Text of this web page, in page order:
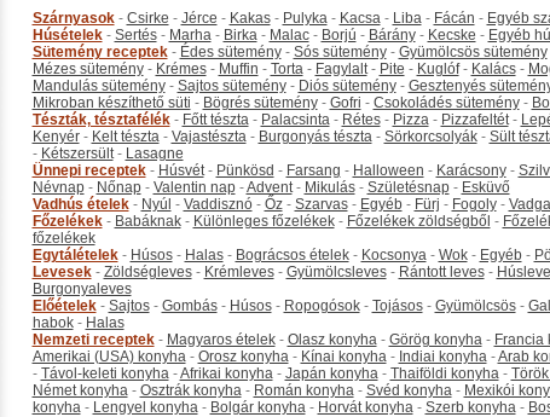
Szárnyasok- Csirke - Jérce - Kakas- Pulyka- Kacsa- Liba- Fácán - Egyéb
Húsételek- Sertés- Marha- Birka- Malac- Borjú - Bárány- Kecske - Egyéb
Sütemény receptek- Édes sütemény- Sós sütemény- Gyümölcsös sütemény
Mézes sütemény- Krémes- Muffin - Torta- Fagylalt- Pite - Kuglóf- Kalács-
Mandulás sütemény- Sajtos sütemény- Diós sütemény- Gesztenyés
Mikroban készíthető süti - Bögrés sütemény- Gofri - Csokoládés sütemény-
Tészták, tésztafélék- Főtt tészta- Palacsinta- Rétes- Pizza- Pizzafeltét-
Kenyér- Kelt tészta- Vajastészta- Burgonyás tészta- Sörkorcsolyák- Sült
- Kétszersült- Lasagne
Ünnepi receptek- Húsvét- Pünkösd - Farsang - Halloween - Karácsony-
Névnap- Nőnap- Valentin nap-Advent- Mikulás- Születésnap- Esküvő
Vadhús ételek- Nyúl - Vaddisznó- Őz- Szarvas- Egyéb- Fürj - Fogoly-
Főzelékek- Babáknak- Különleges főzelékek- Főzelékek zöldségből -
főzelékek
Egytálételek- Húsos- Halas- Bográcsos ételek- Kocsonya- Wok- Egyéb-
Levesek- Zöldségleves- Krémleves- Gyümölcsleves- Rántott leves-
Burgonyaleves
Előételek- Sajtos- Gombás- Húsos- Ropogósok- Tojásos- Gyümölcsös-
habok- Halas
Nemzeti receptek- Magyaros ételek- Olasz konyha- Görög konyha- Francia
Amerikai (USA) konyha- Orosz konyha- Kínai konyha- Indiai konyha-Arab
- Távol-keleti konyha-Afrikai konyha- Japán konyha- Thaiföldi konyha-
Német konyha- Osztrák konyha- Román konyha- Svéd konyha- Mexikói
konyha- Lengyel konyha- Bolgár konyha- Horvát konyha- Szerb konyha-